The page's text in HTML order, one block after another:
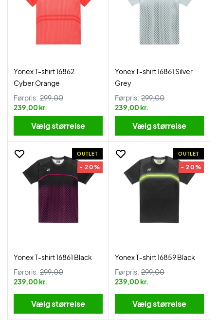
Yonex T-shirt 16862
Cyber Orange
Førpris: 299,00
239,00 kr.
Vælg størrelse
Yonex T-shirt 16861 Silver
Grey
Førpris: 299,00
239,00 kr.
Vælg størrelse
OUTLET
- 20%
Yonex T-shirt 16861 Black
Førpris: 299,00
239,00 kr.
Vælg størrelse
OUTLET
- 20%
Yonex T-shirt 16859 Black
Førpris: 299,00
239,00 kr.
Vælg størrelse